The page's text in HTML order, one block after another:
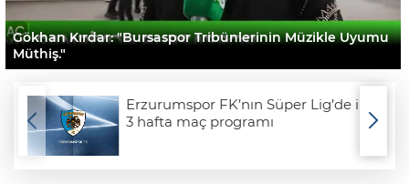
Gökhan Kırdar: "Bursaspor Tribünlerinin Müzikle Uyumu
Müthiş."
Erzurumspor FK’nın Süper Lig’de ilk
3 hafta maç programı